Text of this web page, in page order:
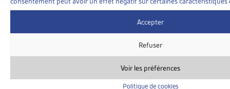
Accepter
Refuser
Voir les préférences
Politique de cookies
UN NOUVEAU PLAN FÉDÉRAL POUR LUTTER
CONTRE LA PAUVRETÉ EN SUISSE
Le 20 décembre 2024, le Conseil fédéral a adopté un
plan pour développer et renforcer sa politique
nationale de lutte contre la pauvreté, en concertation
avec les cantons, les communes et les acteurs de la
société civile[1]. Ce nouveau cadre vise à réduire la